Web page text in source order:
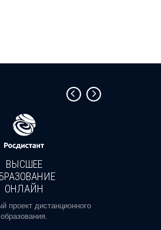
ВЫСШЕЕ
ОНЛАЙН
проект дистанционного
образования.